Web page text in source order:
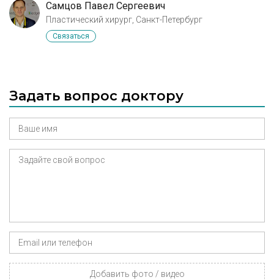
Самцов Павел Сергеевич
Пластический хирург, Санкт-Петербург
Связаться
Задать вопрос доктору
Добавить фото / видео